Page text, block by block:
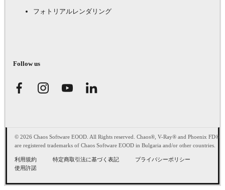
フォトリアルレンダリング
Follow us
© 2026 Chaos Software EOOD. All Rights reserved. Chaos®, V-Ray® and Phoenix FD®
are registered trademarks of Chaos Software EOOD in Bulgaria and/or other countries.
利用規約 特定商取引法に基づく表記
プライバシーポリシー
使用許諾